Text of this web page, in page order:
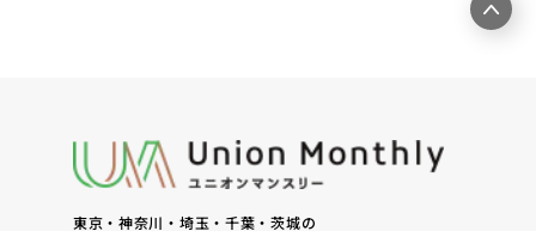
東京・神奈川・埼玉・千葉・茨城の